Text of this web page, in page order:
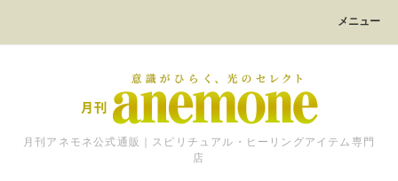
メニュー
月刊アネモネ公式通販｜スピリチュアル・ヒーリングアイテム専門
店